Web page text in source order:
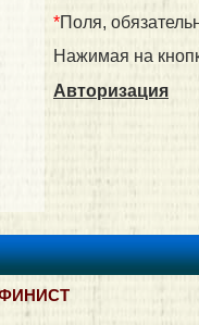
*Поля,
Нажимая на
Авторизация